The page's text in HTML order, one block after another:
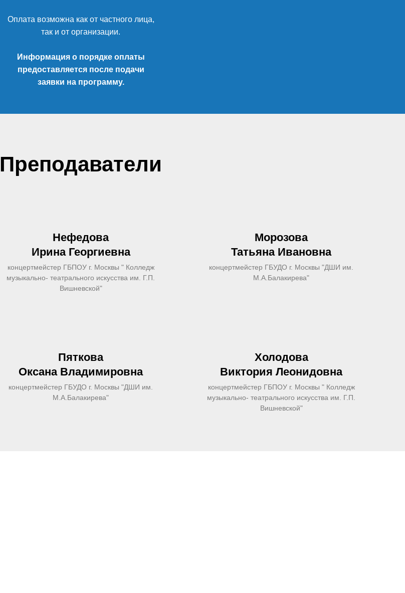
Оплата возможна как от частного лица,
так и от организации.
Информация о порядке оплаты
предоставляется после подачи
заявки на программу.
Преподаватели
Нефедова
Ирина Георгиевна
концертмейстер ГБПОУ г. Москвы " Колледж
музыкально- театрального искусства им. Г.П.
Вишневской"
Морозова
Татьяна Ивановна
концертмейстер ГБУДО г. Москвы "ДШИ им.
М.А.Балакирева"
Пяткова
Оксана Владимировна
концертмейстер ГБУДО г. Москвы "ДШИ им.
М.А.Балакирева"
Холодова
Виктория Леонидовна
концертмейстер ГБПОУ г. Москвы " Колледж
музыкально- театрального искусства им. Г.П.
Вишневской"